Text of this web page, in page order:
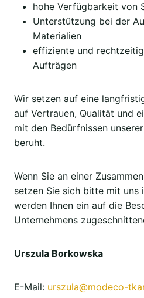
hohe Verfügbarkeit von
Unterstützung bei der
Materialien
effiziente und
Aufträgen
Wir setzen auf eine
auf Vertrauen, Qualität und
mit den Bedürfnissen
beruht.
Wenn Sie an einer
setzen Sie sich bitte mit uns
werden Ihnen ein auf die
Unternehmens
Urszula Borkowska
E-Mail: urszula@modeco-